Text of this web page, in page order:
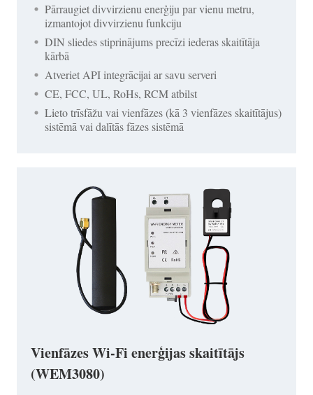
Pārraugiet divvirzienu enerģiju par vienu metru,
izmantojot divvirzienu funkciju
DIN sliedes stiprinājums precīzi iederas skaitītāja
kārbā
Atveriet API integrācijai ar savu serveri
CE, FCC, UL, RoHs, RCM atbilst
Lieto trīsfāžu vai vienfāzes (kā 3 vienfāzes skaitītājus)
sistēmā vai dalītās fāzes sistēmā
Vienfāzes Wi-Fi enerģijas skaitītājs
(WEM3080)